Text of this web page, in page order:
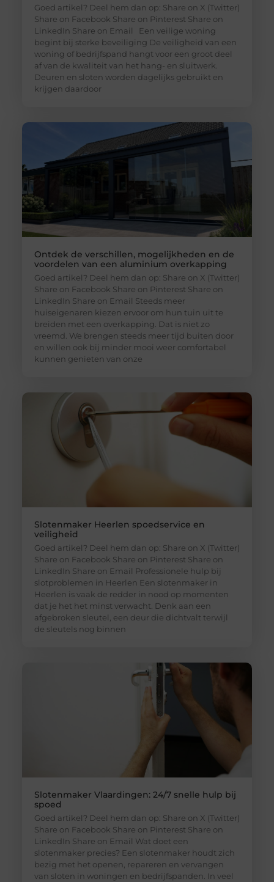
Goed artikel? Deel hem dan op: Share on X (Twitter)
Share on Facebook Share on Pinterest Share on
LinkedIn Share on Email Een veilige woning
begint bij sterke beveiliging De veiligheid van een
woning of bedrijfspand hangt voor een groot deel
af van de kwaliteit van het hang- en sluitwerk.
Deuren en sloten worden dagelijks gebruikt en
krijgen daardoor
Ontdek de verschillen, mogelijkheden en de
voordelen van een aluminium overkapping
Goed artikel? Deel hem dan op: Share on X (Twitter)
Share on Facebook Share on Pinterest Share on
LinkedIn Share on Email Steeds meer
huiseigenaren kiezen ervoor om hun tuin uit te
breiden met een overkapping. Dat is niet zo
vreemd. We brengen steeds meer tijd buiten door
en willen ook bij minder mooi weer comfortabel
kunnen genieten van onze
Slotenmaker Heerlen spoedservice en
veiligheid
Goed artikel? Deel hem dan op: Share on X (Twitter)
Share on Facebook Share on Pinterest Share on
LinkedIn Share on Email Professionele hulp bij
slotproblemen in Heerlen Een slotenmaker in
Heerlen is vaak de redder in nood op momenten
dat je het het minst verwacht. Denk aan een
afgebroken sleutel, een deur die dichtvalt terwijl
de sleutels nog binnen
Slotenmaker Vlaardingen: 24/7 snelle hulp bij
spoed
Goed artikel? Deel hem dan op: Share on X (Twitter)
Share on Facebook Share on Pinterest Share on
LinkedIn Share on Email Wat doet een
slotenmaker precies? Een slotenmaker houdt zich
bezig met het openen, repareren en vervangen
van sloten in woningen en bedrijfspanden. In veel